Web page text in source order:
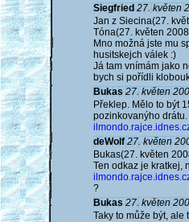
Siegfried 27. květen
Jan z Siecina(27.
Tóna(27. květen
Mno možná jste mu
husitskejch válek :)
Já tam vnímám jako
bych si pořídli
Bukas 27. květen
Překlep. Mělo to být
pozinkovanýho
deWolf 27. květen
Bukas(27. květen
Ten odkaz je kratkej,
?
Bukas 27. květen
Taky to může být, ale